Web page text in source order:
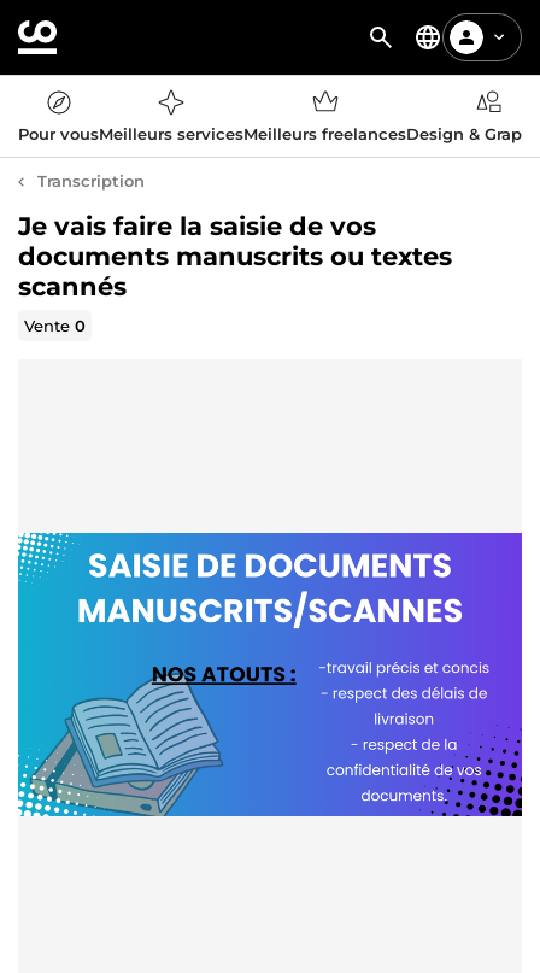
Pour vousMeilleurs servicesMeilleurs freelancesDesign &
Transcription
Je vais faire la saisie de vos
documents manuscrits ou textes
scannés
Vente0